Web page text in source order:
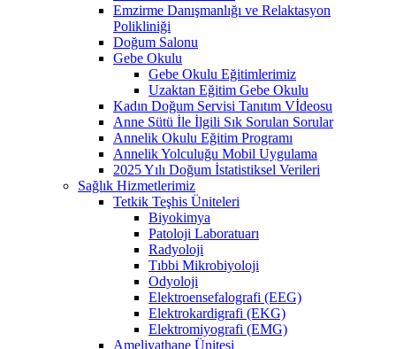
Emzirme Danışmanlığı ve Relaktasyon
Polikliniği
Doğum Salonu
Gebe Okulu
Gebe Okulu Eğitimlerimiz
Uzaktan Eğitim Gebe Okulu
Kadın Doğum Servisi Tanıtım Vİdeosu
Anne Sütü İle İlgili Sık Sorulan Sorular
Annelik Okulu Eğitim Programı
Annelik Yolculuğu Mobil Uygulama
2025 Yılı Doğum İstatistiksel Verileri
Sağlık Hizmetlerimiz
Tetkik Teşhis Üniteleri
Biyokimya
Patoloji Laboratuarı
Radyoloji
Tıbbi Mikrobiyoloji
Odyoloji
Elektroensefalografi (EEG)
Elektrokardigrafi (EKG)
Elektromiyografi (EMG)
Ameliyathane Ünitesi